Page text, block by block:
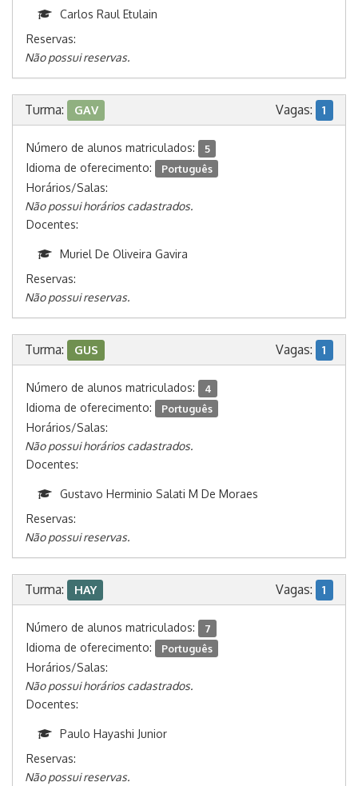
Carlos Raul Etulain
Reservas:
Não possui reservas.
Turma: GAV Vagas: 1
Número de alunos matriculados: 5
Idioma de oferecimento: Português
Horários/Salas:
Não possui horários cadastrados.
Docentes:
Muriel De Oliveira Gavira
Reservas:
Não possui reservas.
Turma: GUS Vagas: 1
Número de alunos matriculados: 4
Idioma de oferecimento: Português
Horários/Salas:
Não possui horários cadastrados.
Docentes:
Gustavo Herminio Salati M De Moraes
Reservas:
Não possui reservas.
Turma: HAY Vagas: 1
Número de alunos matriculados: 7
Idioma de oferecimento: Português
Horários/Salas:
Não possui horários cadastrados.
Docentes:
Paulo Hayashi Junior
Reservas:
Não possui reservas.